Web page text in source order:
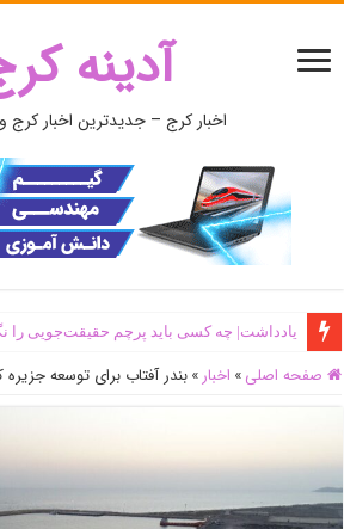
آدینه
اخبار کرج – جدیدترین اخبار کرج و
یادداشت| ‌چه کسی باید پرچم حقیقت‌جویی را
صفحه اصلی » اخبار » بندر آفتاب برای توسعه